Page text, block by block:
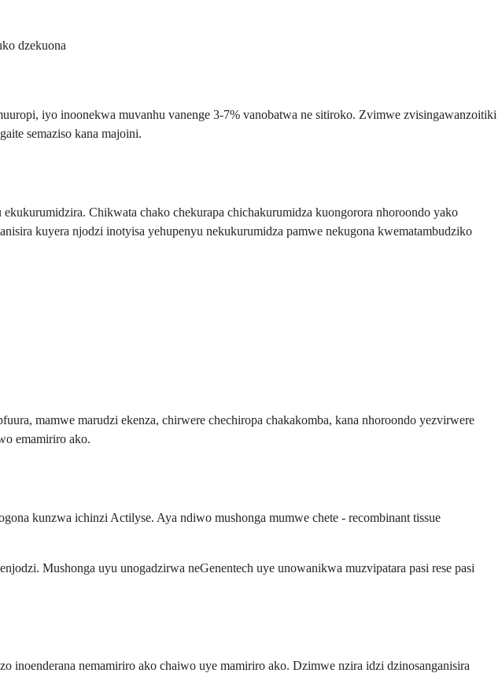
dzekuona
iyo inoonekwa muvanhu vanenge 3-7% vanobatwa ne sitiroko. Zvimwe zvisingawanzoitiki
semaziso kana majoini.
Chikwata chako chekurapa chichakurumidza kuongorora nhoroondo yako
kuyera njodzi inotyisa yehupenyu nekukurumidza pamwe nekugona kwematambudziko
mamwe marudzi ekenza, chirwere chechiropa chakakomba, kana nhoroondo yezvirwere
emamiriro ako.
kunzwa ichinzi Actilyse. Aya ndiwo mushonga mumwe chete - recombinant tissue
Mushonga uyu unogadzirwa neGenentech uye unowanikwa muzvipatara pasi rese pasi
inoenderana nemamiriro ako chaiwo uye mamiriro ako. Dzimwe nzira idzi dzinosanganisira